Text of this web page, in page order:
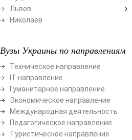
Львов
Николаев
Вузы Украины по направлениям
Техническое направление
ІТ-направление
Гуманитарное направление
Экономическое направление
Международная деятельность
Педагогическое направление
Туристическое направление